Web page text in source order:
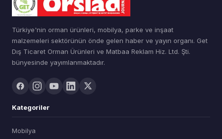
Türkiye'nin orman ürünleri, mobilya, parke ve inşaat
malzemeleri sektörünün önde gelen haber ve yayın organı. Get
Dış Ticaret Orman Ürünleri ve Matbaa Reklam Hiz. Ltd. Şti.
bünyesinde yayımlanmaktadır.
Kategoriler
Mobilya